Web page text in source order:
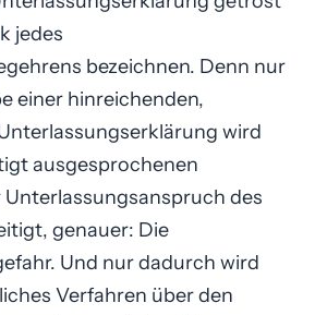
jedes
bezeichnen. Denn nur
einer hinreichenden,
wird
ausgesprochenen
des
genauer: Die
Und nur dadurch wird
Verfahren über den